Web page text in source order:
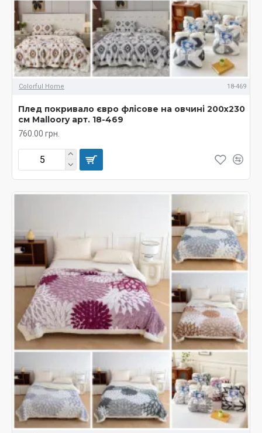
Colorful Home 18-469
Плед покривало євро флісове на овчині 200х230
см Malloory арт. 18-469
760.00 грн.